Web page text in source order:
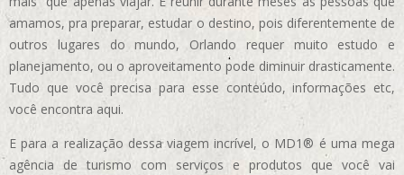
amamos, pra preparar, estudar o destino, pois diferentemente de
outros lugares do mundo, Orlando requer muito estudo e
planejamento, ou o aproveitamento pode diminuir drasticamente.
Tudo que você precisa para esse conteúdo, informações etc,
você encontra aqui.
E para a realização dessa viagem incrível, o MD1® é uma mega
agência de turismo com serviços e produtos que você vai